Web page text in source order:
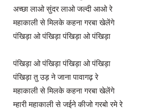
अच्छा लाओ सुंदर लाओ जल्दी आओ रे
महाकाली से मिलके कहना गरबा खेलेंगे
पंखिड़ा ओ पंखिड़ा पंखिड़ा ओ पंखिड़ा
पंखिड़ा ओ पंखिड़ा पंखिड़ा ओ पंखिड़ा
पंखिड़ा तु उड़ ने जाना पावागढ़ रे
महाकाली से मिलके कहना गरबा खेलेंगे
म्हारी महाकाली से जईने कीजो गरबो रमे रे